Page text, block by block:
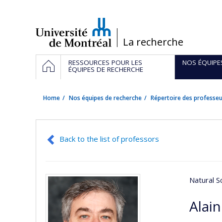
/La recherche
Navigation
principale
HOMERESSOURCES POUR LES
ÉQUIPES DE RECHERCHE
NOS
Home Nos équipes de recherche Répertoire des
Back to the list of professors
Natural